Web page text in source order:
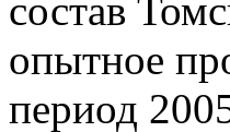
состав
опытное
период